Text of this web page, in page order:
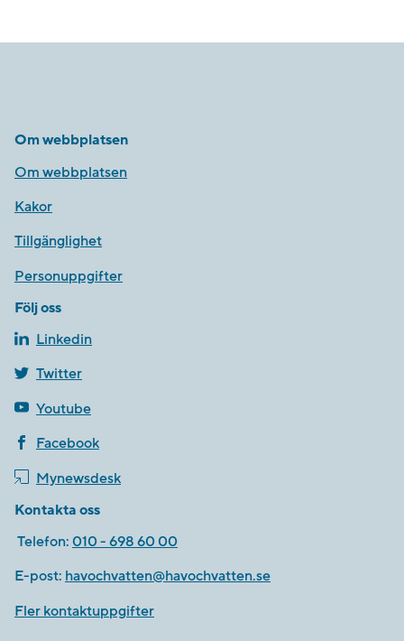
Om webbplatsen
Om webbplatsen
Kakor
Tillgänglighet
Personuppgifter
Följ oss
Linkedin
Twitter
Youtube
Facebook
Mynewsdesk
Kontakta oss
Telefon: 010 - 698 60 00
E-post: havochvatten@havochvatten.se
Fler kontaktuppgifter